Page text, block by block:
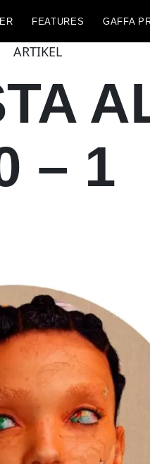
FEATURES GAFFA
ARTIKEL
– 1